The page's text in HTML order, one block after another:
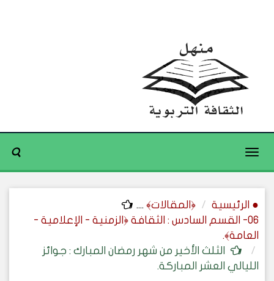
Toggle
● الرئيسية ﴿المقالات﴾ ....
06- القسم السادس : الثقافة ﴿الزمنية - الإعلامية -
العامة﴾.
الثلث الأخير من شهر رمضان المبارك : جوائز
الليالي العشر المباركة.